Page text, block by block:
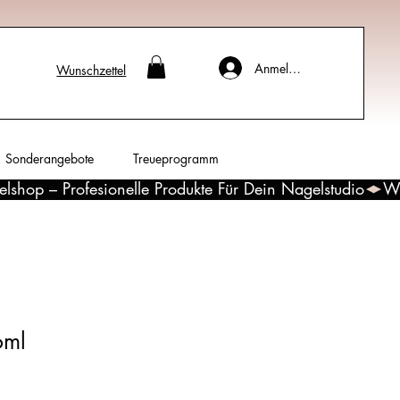
Wunschzettel Anmelden
Sonderangebote Treueprogramm